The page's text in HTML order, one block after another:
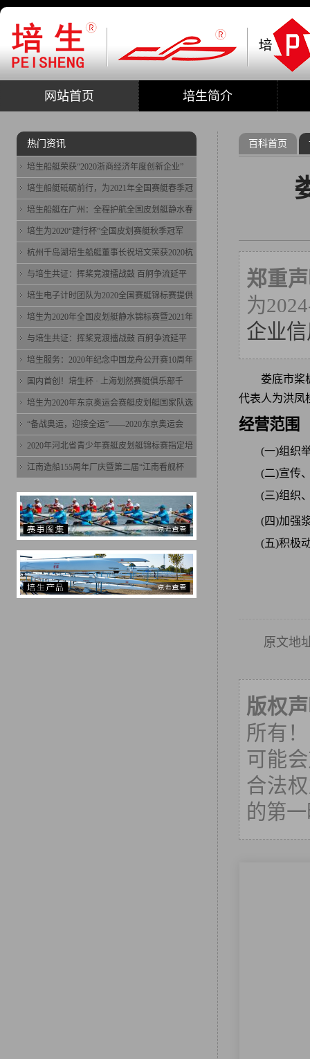
网站首页 培生简介
百科首页
郑重
为
企业
娄底市桨
代表人为洪凤
经营范围
(一)组织
(二)宣传
(三)组织
(四)加强
(五)积极
原文地
版权
所有
可能
合法
的第
热门资讯
培生船艇荣获“2020浙商经济年度创新企业”
培生船艇砥砺前行，为2021年全国赛艇春季冠
培生船艇在广州：全程护航全国皮划艇静水春
培生为2020“建行杯”全国皮划赛艇秋季冠军
杭州千岛湖培生船艇董事长祝培文荣获2020杭
与培生共证：挥桨竞渡擂战鼓 百舸争流延平
培生电子计时团队为2020全国赛艇锦标赛提供
培生为2020年全国皮划艇静水锦标赛暨2021年
与培生共证：挥桨竞渡擂战鼓 百舸争流延平
培生服务：2020年纪念中国龙舟公开赛10周年
国内首创！培生杯 · 上海划然赛艇俱乐部千
培生为2020年东京奥运会赛艇皮划艇国家队选
“备战奥运，迎接全运”——2020东京奥运会
2020年河北省青少年赛艇皮划艇锦标赛指定培
江南造船155周年厂庆暨第二届“江南看舰杯